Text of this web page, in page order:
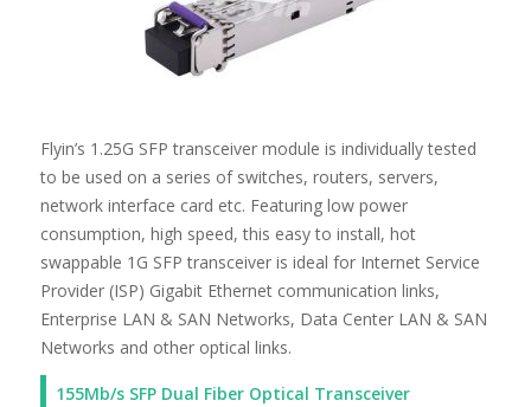
Flyin’s 1.25G SFP transceiver module is individually tested
to be used on a series of switches, routers, servers,
network interface card etc. Featuring low power
consumption, high speed, this easy to install, hot
swappable 1G SFP transceiver is ideal for Internet Service
Provider (ISP) Gigabit Ethernet communication links,
Enterprise LAN & SAN Networks, Data Center LAN & SAN
Networks and other optical links.
155Mb/s SFP Dual Fiber Optical Transceiver